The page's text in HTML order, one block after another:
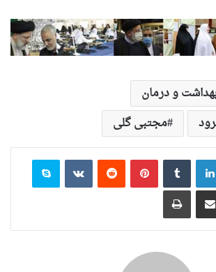
و درمان
مجتبی گلی
لینکدین ‫تامبلر ‫پین‌ترست‫رددیت ‫VKontakteاسکایپ
اشتراک گذاری از طریق ایمیل چاپ